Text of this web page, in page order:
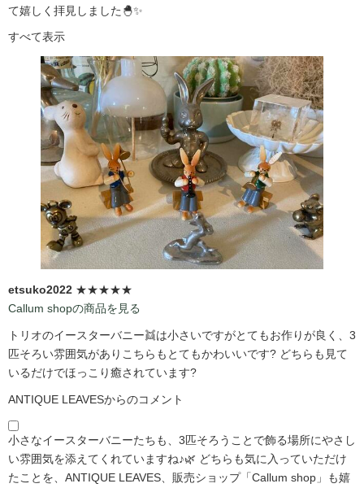
て嬉しく拝見しました🐣✨
すべて表示
etsuko2022 ★★★★★
Callum shopの商品を見る
トリオのイースターバニー👯は小さいですがとてもお作りが良く、3
匹そろい雰囲気がありこちらもとてもかわいいです?️ どちらも見て
いるだけでほっこり癒されています?️
ANTIQUE LEAVESからのコメント
小さなイースターバニーたちも、3匹そろうことで飾る場所にやさし
い雰囲気を添えてくれていますね♪🌿 どちらも気に入っていただけ
たことを、ANTIQUE LEAVES、販売ショップ「Callum shop」も嬉